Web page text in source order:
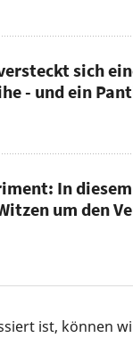
sich
- und ein
In
um den
ist, können